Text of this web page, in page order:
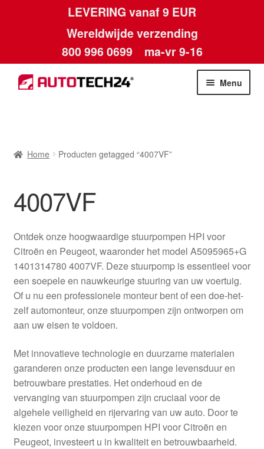
LEVERING vanaf 9 EUR
Wereldwijde verzending
800 996 0699 ma-vr 9-16
Ga
door
Ga
naar
Menu
Betalingen
Contact
Kassa
Klachten
Levering
Mijn account
Over ons
Home Producten getagged “4007VF”
4007VF
Ontdek onze hoogwaardige stuurpompen HPI voor
Citroën en Peugeot, waaronder het model A5095965+G
1401314780 4007VF. Deze stuurpomp is essentieel voor
een soepele en nauwkeurige stuuring van uw voertuig.
Of u nu een professionele monteur bent of een doe-het-
zelf automonteur, onze stuurpompen zijn ontworpen om
aan uw eisen te voldoen.
Met innovatieve technologie en duurzame materialen
garanderen onze producten een lange levensduur en
betrouwbare prestaties. Het onderhoud en de
vervanging van stuurpompen zijn cruciaal voor de
algehele veiligheid en rijervaring van uw auto. Door te
kiezen voor onze stuurpompen HPI voor Citroën en
Peugeot, investeert u in kwaliteit en betrouwbaarheid.